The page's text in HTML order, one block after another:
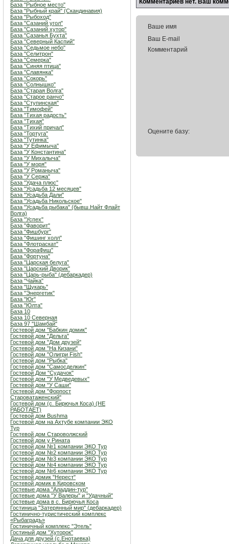
База "Рыбное место"
База "Рыбный край" (Скандинавия)
База "Рыбоход"
База "Сазаний угол"
База "Сазаний хутор"
База "Сазанья Бухта"
База "Северный Каспий"
База "Седьмое небо"
База "Селитрон"
База "Семерка"
База "Синяя птица"
База "Славянка"
База "Сокорь"
База "Солнышко"
База "Старая Волга"
База "Старое ранчо"
База "Ступинская"
База "Тимофей"
База "Тихая радость"
База "Тихая"
База "Тихий причал"
База "Тортуга"
База "Тутинка"
База "У Ефимыча"
База "У Константина"
База "У Михалыча"
База "У моря"
База "У Романыча"
База "У Сержа"
База "Удача плюс"
База "Усадьба 12 месяцев"
База "Усадьба Дали"
База "Усадьба Никольское"
База "Усадьба рыбака" (бывш.Найт Флайт
Волга)
База "Успех"
База "Фаворит"
База "Фишбург"
База "Фишинг холл"
База "Флотраскат"
База "ФораФиш"
База "Фортуна"
База "Царская белуга"
База "Царский Дворик"
База "Царь-рыба" (дебаркадер)
База "Чайка"
База "Щукарь"
База "Энергетик"
База "Юг"
База "Юлта"
База 10
База 10 Северная
База 97 "Шамбай"
Гостевой дом "Бабкин домик"
Гостевой дом "Дельта"
Гостевой дом "Дом друзей"
Гостевой дом "На Кизани"
Гостевой дом "Олигри Fish"
Гостевой дом "Рыбка"
Гостевой дом "Самосделкин"
Гостевой Дом "Судачок"
Гостевой дом "У Медведевых"
Гостевой дом "У Саши"
Гостевой дом "Форпост
Староватаженский"
Гостевой дом (с. Бирючья Коса) (НЕ
РАБОТАЕТ)
Гостевой дом Bushma
Гостевой дом на Ахтубе компании ЭКО
Тур
Гостевой дом Староволжский
Гостевой дом у Рината
Гостевой дом №1 компании ЭКО Тур
Гостевой дом №2 компании ЭКО Тур
Гостевой дом №3 компании ЭКО Тур
Гостевой дом №4 компании ЭКО Тур
Гостевой дом №6 компании ЭКО Тур
Гостевой домик "Нерест"
Гостевой домик в Кировском
Гостевые дома "Аладдин-тур"
Гостевые дома "У Валеры" и "Удачный"
Гостевые дома в с. Бирючья Коса
Гостиница "Затерянный мир" (дебаркадер)
Гостинично-туристический комплекс
«Рыбаградъ»
Гостиничный комплекс "Этель"
Гостиный дом "Хуторок"
Дача для друзей (с.Енотаевка)
Комментариев нет. Ваш
Ваше имя
Ваш E-mail
Комментарий
Оцените базу: